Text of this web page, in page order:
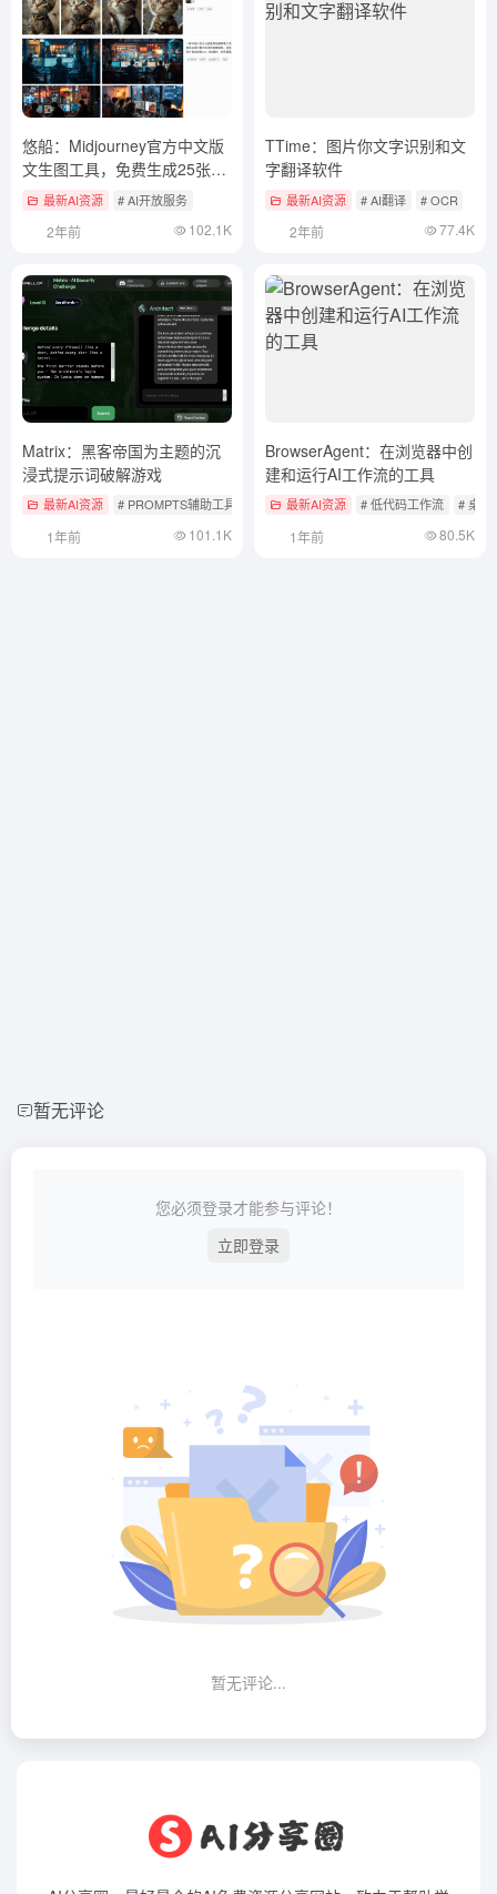
悠船：Midjourney官方中文版
文生图工具，免费生成25张图
像 最新AI资源 # AI开放服务
2年前 102.1K
TTime：图片你文字识别和文
字翻译软件
最新AI资源 # AI翻译 # OCR
2年前 77.4K
Matrix：黑客帝国为主题的沉
浸式提示词破解游戏
最新AI资源 # PROMPTS辅助工具
1年前 101.1K
BrowserAgent：在浏览器中创
建和运行AI工作流的工具
最新AI资源 # 低代码工作流 # 桌面
1年前 80.5K
暂无评论
您必须登录才能参与评论！
立即登录
暂无评论...